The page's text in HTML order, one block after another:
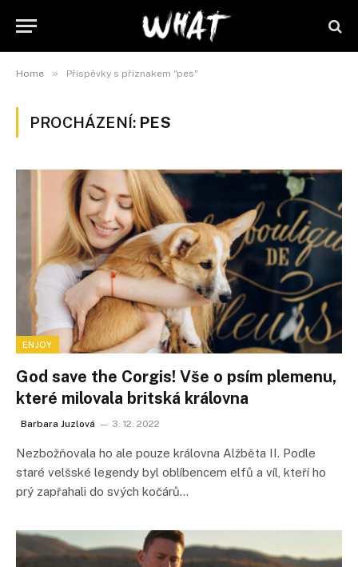
Home » Příspěvky s příznakem "pes"
PROCHÁZENÍ: PES
ENJOY
God save the Corgis! Vše o psím plemenu,
které milovala britská královna
Barbara Juzlová 3. 12. 2022
Nezbožňovala ho ale pouze královna Alžběta II. Podle
staré velšské legendy byl oblíbencem elfů a víl, kteří ho
prý zapřahali do svých kočárů…